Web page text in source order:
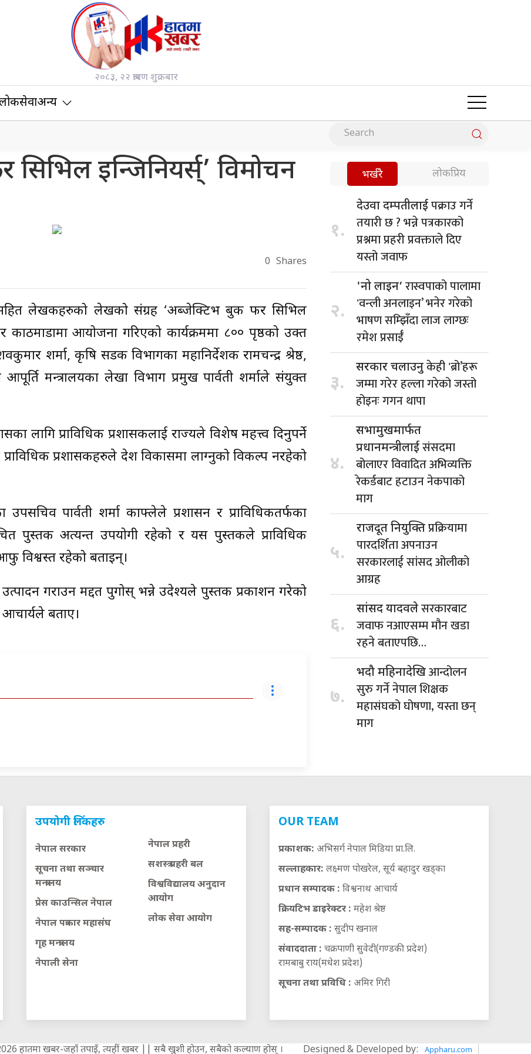
२०८३, २२ श्रावण शुक्रबार
अन्य
इन्जिनियर्स्’ विमोचन
0 Shares
लेखकहरुको लेखको संग्रह ‘अब्जेक्टिभ बुक फर सिभिल
काठमाडौंमा आयोजना गरिएको कार्यक्रममा ८०० पृष्ठको उक्त
शर्मा, कृषि सडक विभागका महानिर्देशक रामचन्द्र श्रेष्ठ,
मन्त्रालयका लेखा विभाग प्रमुख पार्वती शर्माले संयुक्त
लागि प्राविधिक प्रशासकलाई राज्यले विशेष महत्त्व दिनुपर्ने
प्रशासकहरुले देश विकासमा लाग्नुको विकल्प नरहेको
उपसचिव पार्वती शर्मा काफ्लेले प्रशासन र प्राविधिकतर्फका
पुस्तक अत्यन्त उपयोगी रहेको र यस पुस्तकले प्राविधिक
विश्वस्त रहेको बताइन्।
गराउन मद्दत पुगोस् भन्ने उदेश्यले पुस्तक प्रकाशन गरेको
बताए।
भर्खरै लोकप्रिय
१.
देउवा दम्पतीलाईपक्राउ गर्ने
तयारी छ ? भन्ने पत्रकारको
प्रश्नमा प्रहरी प्रवक्ताले दिए
यस्तो जवाफ
२.
'नो लाइन’ रास्वपाको पालामा
'वन्ली अनलाइन’ भनेर गरेको
भाषण सम्झिँदा लाज लाग्छः
रमेश प्रसाईँ
३.
सरकार चलाउनुकेही 'ब्रो’हरू
जम्मा गरेर हल्ला गरेको जस्तो
होइनः गगन थापा
४.
सभामुखमार्फत
प्रधानमन्त्रीलाईसंसदमा
बोलाएर विवादित अभिव्यक्ति
रेकर्डबाट हटाउन नेकपाको
माग
५.
राजदूत नियुक्तिप्रक्रियामा
पारदर्शिता अपनाउन
सरकारलाई सांसद ओलीको
आग्रह
६.
सांसद यादवलेसरकारबाट
जवाफ नआएसम्म मौन खडा
रहने बताएपछि…
७.
भदौ महिनादेखिआन्दोलन
सुरु गर्ने नेपाल शिक्षक
महासंघको घोषणा, यस्ता छन्
माग
उपयोगी लिंकहरु
नेपाल सरकार
सूचना तथा सञ्चार
मन्त्रालय
प्रेस काउन्सिल नेपाल
नेपाल पत्रकार महासंघ
गृह मन्त्रालय
नेपाली सेना
नेपाल प्रहरी
सशस्त्र प्रहरी बल
विश्वविद्यालय अनुदान
आयाेग
लाेक सेवा आयाेग
OUR TEAM
प्रकाशक: अभिसर्ग नेपाल मिडिया प्रा.लि.
सल्लाहकार: लक्ष्मण पोखरेल, सूर्य बहादुर खड्का
प्रधान सम्पादक : विश्वनाथ आचार्य
क्रियटिभ डाइरेक्टर : महेश श्रेष्ठ
सह-सम्पादक : सुदीप खनाल
संवाददाता : चक्रपाणी सुवेदी(गण्डकी प्रदेश)
रामबाबु राय(मधेश प्रदेश)
सूचना तथा प्रविधि : अमिर गिरी
हातमा खबर-जहाँ तपाइँ, त्यहीं खबर || सबै खुशी होउन, सबैको कल्याण होस् । Designed & Developed by: Appharu.com